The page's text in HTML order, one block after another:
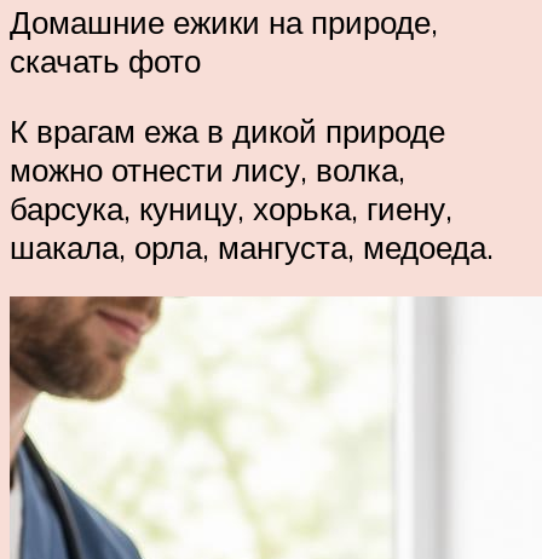
Домашние ежики на природе,
скачать фото
К врагам ежа в дикой природе
можно отнести лису, волка,
барсука, куницу, хорька, гиену,
шакала, орла, мангуста, медоеда.